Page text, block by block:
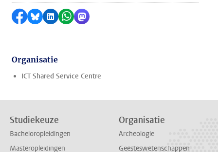
Delen op Facebook
Delen via Bluesky
Delen op LinkedIn
Delen via WhatsApp
Delen via Mastodon
Organisatie
ICT Shared Service Centre
Studiekeuze
Bacheloropleidingen
Masteropleidingen
Organisatie
Archeologie
Geesteswetenschappen